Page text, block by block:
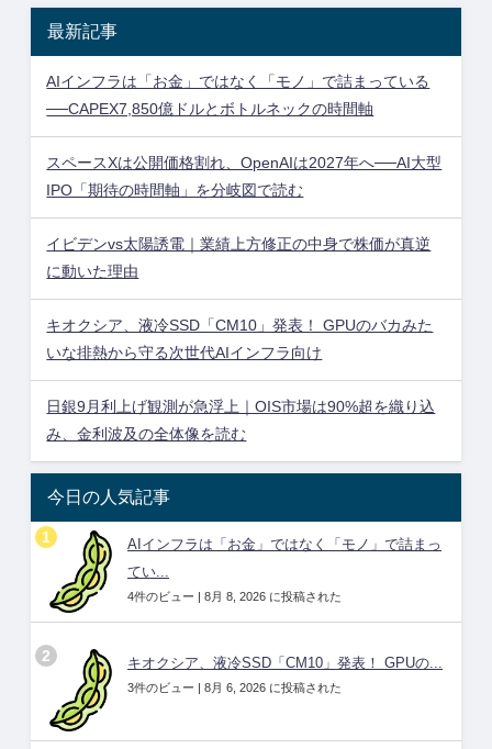
最新記事
AIインフラは「お金」ではなく「モノ」で詰まっている
──CAPEX7,850億ドルとボトルネックの時間軸
スペースXは公開価格割れ、OpenAIは2027年へ──AI大型
IPO「期待の時間軸」を分岐図で読む
イビデンvs太陽誘電｜業績上方修正の中身で株価が真逆
に動いた理由
キオクシア、液冷SSD「CM10」発表！ GPUのバカみた
いな排熱から守る次世代AIインフラ向け
日銀9月利上げ観測が急浮上｜OIS市場は90%超を織り込
み、金利波及の全体像を読む
今日の人気記事
AIインフラは「お金」ではなく「モノ」で詰まっ
てい...
4件のビュー | 8月 8, 2026 に投稿された
キオクシア、液冷SSD「CM10」発表！ GPUの...
3件のビュー | 8月 6, 2026 に投稿された